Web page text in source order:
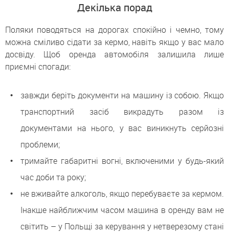
Декілька порад
Поляки поводяться на дорогах спокійно і чемно, тому
можна сміливо сідати за кермо, навіть якщо у вас мало
досвіду. Щоб оренда автомобіля залишила лише
приємні спогади:
завжди беріть документи на машину із собою. Якщо
транспортний засіб викрадуть разом із
документами на нього, у вас виникнуть серйозні
проблеми;
тримайте габаритні вогні, включеними у будь-який
час доби та року;
не вживайте алкоголь, якщо перебуваєте за кермом.
Інакше найближчим часом машина в оренду вам не
світить – у Польщі за керування у нетверезому стані